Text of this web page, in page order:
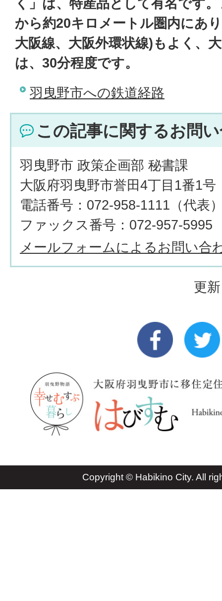
く」は、特産品として有名です
から約20キロメートル圏内にあ
大阪線、大阪外環状線)もよく、
は、30分程度です。
羽曳野市への鉄道経路
この記事に関するお問
羽曳野市 政策企画部 秘書課
大阪府羽曳野市誉田4丁目1番1号
電話番号：072-958-1111（代表
ファックス番号：072-957-5995
メールフォームによるお問い合
更
Copyright © Habikino City. All